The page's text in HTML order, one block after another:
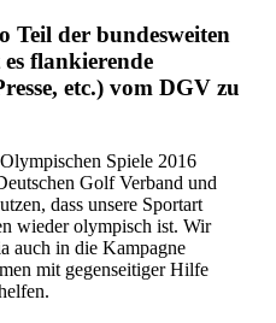
der bundesweiten
flankierende
etc.) vom DGV zu
Spiele 2016
Golf Verband und
dass unsere Sportart
wieder olympisch ist. Wir
auch in die Kampagne
mit gegenseitiger Hilfe